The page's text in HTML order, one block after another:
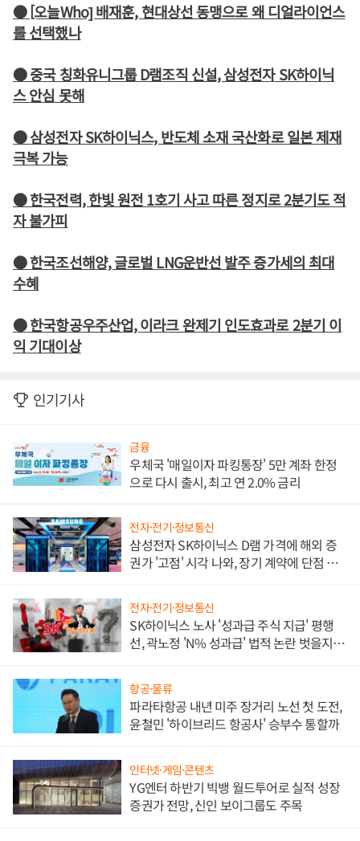
● [오늘Who] 배재훈, 현대상선 동맹으로 왜 디얼라이언스
를 선택했나
● 중국 칭화유니그룹 D램조직 신설, 삼성전자 SK하이닉
스 안심 못해
● 삼성전자 SK하이닉스, 반도체 소재 국산화로 일본 제재
극복 가능
● 한국전력, 한빛 원전 1호기 사고 따른 정지로 2분기도 적
자 불가피
● 한국조선해양, 글로벌 LNG운반선 발주 증가세의 최대
수혜
● 한국항공우주산업, 이라크 완제기 인도효과로 2분기 이
익 기대이상
인기기사
금융
우체국 '매일이자 파킹통장' 5만 계좌 한정
으로 다시 출시, 최고 연 2.0% 금리
전자·전기·정보통신
삼성전자 SK하이닉스 D램 가격에 해외 증
권가 '고점' 시각 나와, 장기 계약에 단점 부
전자·전기·정보통신
SK하이닉스 노사 '성과급 주식 지급' 평행
선, 곽노정 'N% 성과급' 법적 논란 벗을지 주
항공·물류
파라타항공 내년 미주 장거리 노선 첫 도전,
윤철민 '하이브리드 항공사' 승부수 통할까
인터넷·게임·콘텐츠
YG엔터 하반기 빅뱅 월드투어로 실적 성장
증권가 전망, 신인 보이그룹도 주목